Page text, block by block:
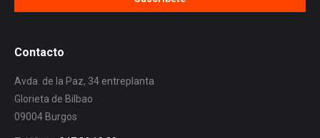
Contacto
Avda. de la Paz, 34 entreplanta
Glorieta de Bilbao
09004 Burgos